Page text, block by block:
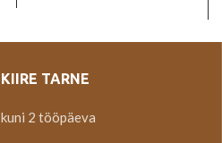
Kui on soovi rohkem osta, palun
KIIRE TARNE
kuni 2 tööpäeva